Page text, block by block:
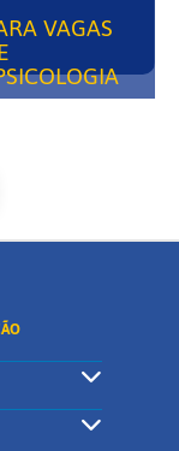
VAGAS